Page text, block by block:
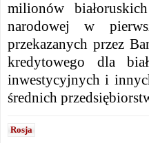
milionów
narodowej w
przekazanych przez
kredytowego dla
inwestycyjnych i
średnich
Rosja